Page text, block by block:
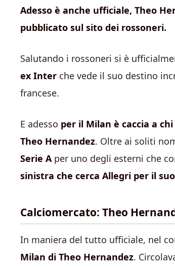
Adesso è anche ufficiale, Theo
pubblicato sul sito dei rossoneri.
Salutando i rossoneri si è
ex Inter che vede il suo destino
francese.
E adesso per il Milan è caccia a
Theo Hernandez. Oltre ai soliti
Serie Aper uno degli esterni che
sinistra che cerca Allegri per il
Calciomercato: Theo
In maniera del tutto ufficiale, nel
Milan di Theo Hernandez.